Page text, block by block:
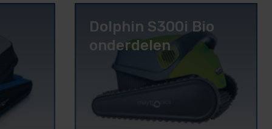
Dolphin S300i Bio
onderdelen